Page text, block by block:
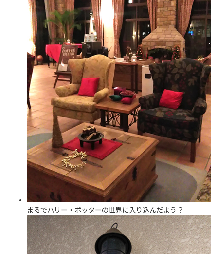
まるでハリー・ポッターの世界に入り込んだよう？